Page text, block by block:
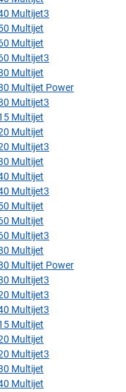
Multijet3
Multijet
Multijet
Multijet3
Multijet
Multijet Power
Multijet3
Multijet
Multijet
Multijet3
Multijet
Multijet
Multijet3
Multijet
Multijet
Multijet3
Multijet
Multijet Power
Multijet3
Multijet3
Multijet3
Multijet
Multijet
Multijet3
Multijet
Multijet